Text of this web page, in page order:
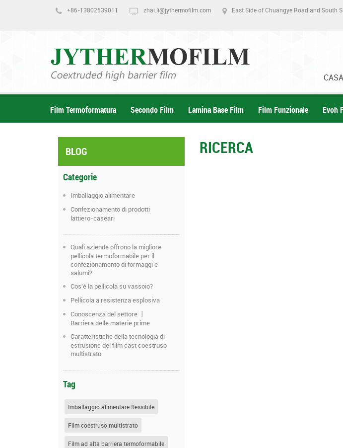
+86-13802539011 zhai.li@jythermofilm.com East Side of Chuangye Road and South
CASA
Film Termoformatura Secondo Film Lamina Base Film Film Funzionale Evoh
BLOG
Categorie
Imballaggio alimentare
Confezionamento di prodotti
lattiero-caseari
Quali aziende offrono la migliore
pellicola termoformabile per il
confezionamento di formaggi e
salumi?
Cos'è la pellicola su vassoio?
Pellicola a resistenza esplosiva
Conoscenza del settore 丨
Barriera delle materie prime
Caratteristiche della tecnologia di
estrusione del film cast coestruso
multistrato
Tag
Imballaggio alimentare flessibile
Film coestruso multistrato
Film ad alta barriera termoformabile
RICERCA